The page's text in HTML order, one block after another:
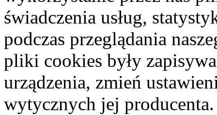
świadczenia usług,
podczas przeglądania
pliki cookies były
urządzenia, zmień
wytycznych jej producenta.